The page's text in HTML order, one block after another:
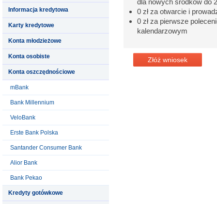
Informacja kredytowa
Karty kredytowe
Konta młodzieżowe
Konta osobiste
Konta oszczędnościowe
mBank
Bank Millennium
VeloBank
Erste Bank Polska
Santander Consumer Bank
Alior Bank
Bank Pekao
Kredyty gotówkowe
0 zł za otwarcie i
0 zł za pierwsze
kalendarzowym
Złóż wniosek